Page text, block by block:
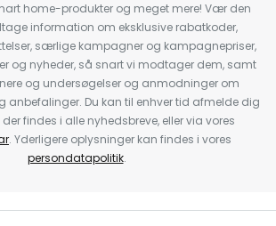
home-produkter og meget mere! Vær den
information om eksklusive rabatkoder,
særlige kampagner og kampagnepriser,
og nyheder, så snart vi modtager dem, samt
og undersøgelser og anmodninger om
anbefalinger. Du kan til enhver tid afmelde dig
der findes i alle nyhedsbreve, eller via vores
. Yderligere oplysninger kan findes i vores
persondatapolitik.